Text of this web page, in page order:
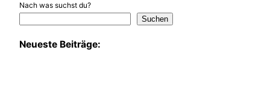
Nach was suchst du?
Suchen
Neueste Beiträge: